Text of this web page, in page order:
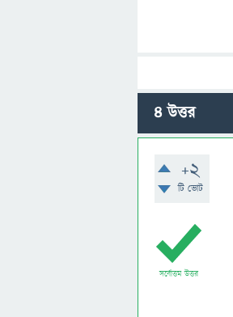
4উত্তর
+2
টি ভোট
সর্বোত্তম উত্তর